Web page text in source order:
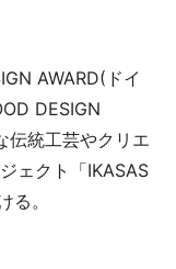
AWARD(ドイ
DESIGN
伝統工芸やクリエ
ェクト「IKASAS
る。